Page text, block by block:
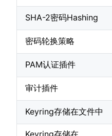
SHA-2密码Hashing
密码轮换策略
PAM认证插件
审计插件
Keyring存储在文件中
Keyring存储在